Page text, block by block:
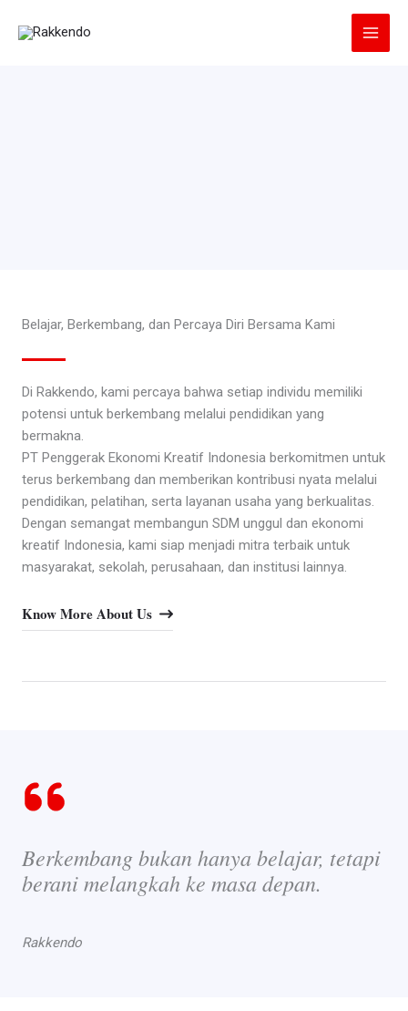
Belajar, Berkembang, dan Percaya Diri Bersama Kami
Di Rakkendo, kami percaya bahwa setiap individu memiliki
potensi untuk berkembang melalui pendidikan yang
bermakna.
PT Penggerak Ekonomi Kreatif Indonesia berkomitmen untuk
terus berkembang dan memberikan kontribusi nyata melalui
pendidikan, pelatihan, serta layanan usaha yang berkualitas.
Dengan semangat membangun SDM unggul dan ekonomi
kreatif Indonesia, kami siap menjadi mitra terbaik untuk
masyarakat, sekolah, perusahaan, dan institusi lainnya.
Know More About Us
Berkembang bukan hanya belajar, tetapi
berani melangkah ke masa depan.
Rakkendo